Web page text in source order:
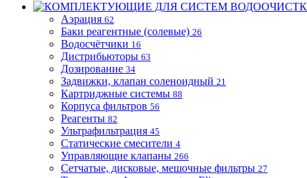
Аэрация 62
Баки реагентные (солевые) 26
Водосчётчики 16
Дистрибьюторы 63
Дозирование 34
Задвижки, клапан соленоидный 21
Картриджные системы 88
Корпуса фильтров 56
Реагенты 82
Ультрафильтрация 45
Статические смесители 4
Управляющие клапаны 266
Сетчатые, дисковые, мешочные фильтры 27